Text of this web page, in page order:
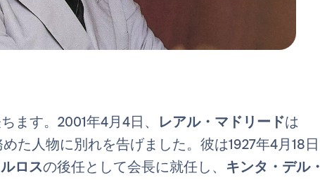
ます。2001年4月4日、 レアル・マドリードは
た人物に別れを告げました。彼は1927年4月18日
ロスの後任として会長に就任し、 キンタ・デル・